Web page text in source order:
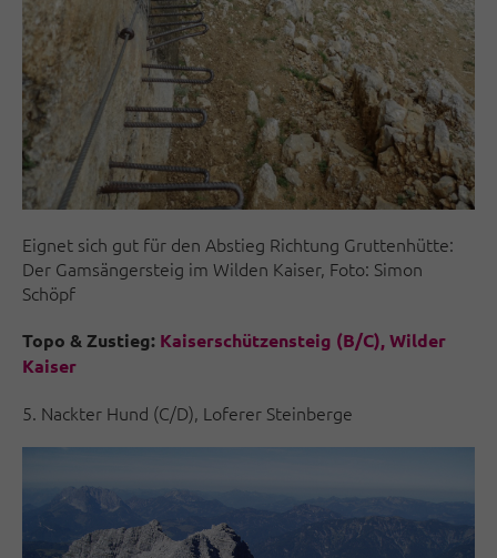
Eignet sich gut für den Abstieg Richtung Gruttenhütte:
Der Gamsängersteig im Wilden Kaiser, Foto: Simon
Schöpf
Topo & Zustieg: Kaiserschützensteig (B/C), Wilder
Kaiser
5. Nackter Hund (C/D), Loferer Steinberge